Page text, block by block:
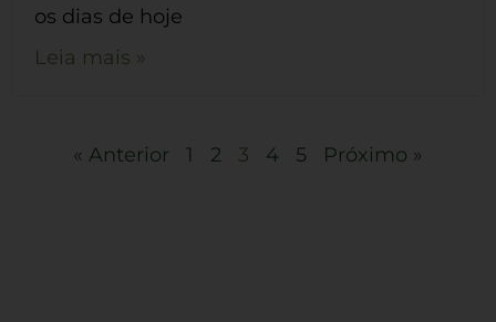
os dias de hoje
Leia mais »
« Anterior 1 2 3 4 5 Próximo »